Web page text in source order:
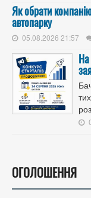
Як обрати
автопарку
05.08.2026 21:57
ОГОЛОШЕННЯ